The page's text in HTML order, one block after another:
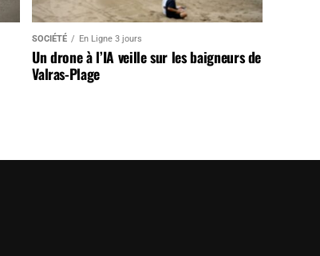
SOCIÉTÉ En Ligne 3 jours
Un drone à l’IA veille sur les baigneurs de
Valras-Plage